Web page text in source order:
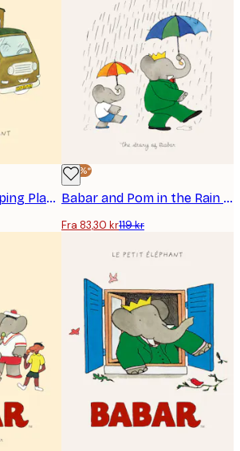
Babar - Goes Camping Plakat
-30%*
Babar and Pom in the Rain Plakat
Fra 83,30 kr119 kr